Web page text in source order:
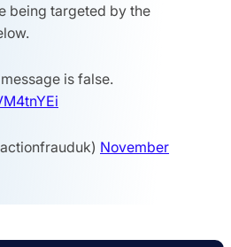
being targeted by the
is false.
November